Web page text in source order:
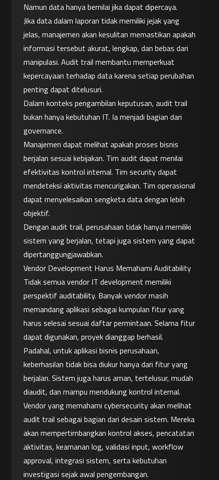
Namun data hanya bernilai jika dapat dipercaya.
Jika data dalam laporan tidak memiliki jejak yang
jelas, manajemen akan kesulitan memastikan apakah
informasi tersebut akurat, lengkap, dan bebas dari
manipulasi. Audit trail membantu memperkuat
kepercayaan terhadap data karena setiap perubahan
penting dapat ditelusuri.
Dalam konteks pengambilan keputusan, audit trail
bukan hanya kebutuhan IT. Ia menjadi bagian dari
governance.
Manajemen dapat melihat apakah proses bisnis
berjalan sesuai kebijakan. Tim audit dapat menilai
efektivitas kontrol internal. Tim security dapat
mendeteksi aktivitas mencurigakan. Tim operasional
dapat menyelesaikan sengketa data dengan lebih
objektif.
Dengan audit trail, perusahaan tidak hanya memiliki
sistem yang berjalan, tetapi juga sistem yang dapat
dipertanggungjawabkan.
Vendor Development Harus Memahami Auditability
Tidak semua vendor IT development memiliki
perspektif auditability. Banyak vendor masih
memandang aplikasi sebagai kumpulan fitur yang
harus selesai sesuai daftar permintaan. Selama fitur
dapat digunakan, proyek dianggap berhasil.
Padahal, untuk aplikasi bisnis perusahaan,
keberhasilan tidak bisa diukur hanya dari fitur yang
berjalan. Sistem juga harus aman, tertelusur, mudah
diaudit, dan mampu mendukung kontrol internal.
Vendor yang memahami cybersecurity akan melihat
audit trail sebagai bagian dari desain sistem. Mereka
akan mempertimbangkan kontrol akses, pencatatan
aktivitas, keamanan log, validasi input, workflow
approval, integrasi sistem, serta kebutuhan
investigasi sejak awal pengembangan.